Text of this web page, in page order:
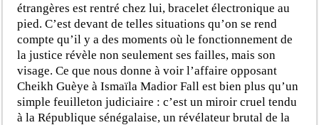
étrangères est rentré chez lui, bracelet électronique au
pied. C’est devant de telles situations qu’on se rend
compte qu’il y a des moments où le fonctionnement de
la justice révèle non seulement ses failles, mais son
visage. Ce que nous donne à voir l’affaire opposant
Cheikh Guèye à Ismaïla Madior Fall est bien plus qu’un
simple feuilleton judiciaire : c’est un miroir cruel tendu
à la République sénégalaise, un révélateur brutal de la